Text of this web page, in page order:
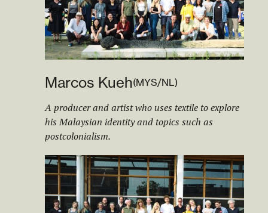
Marcos Kueh(MYS/NL)
A producer and artist who uses textile to explore
his Malaysian identity and topics such as
postcolonialism.